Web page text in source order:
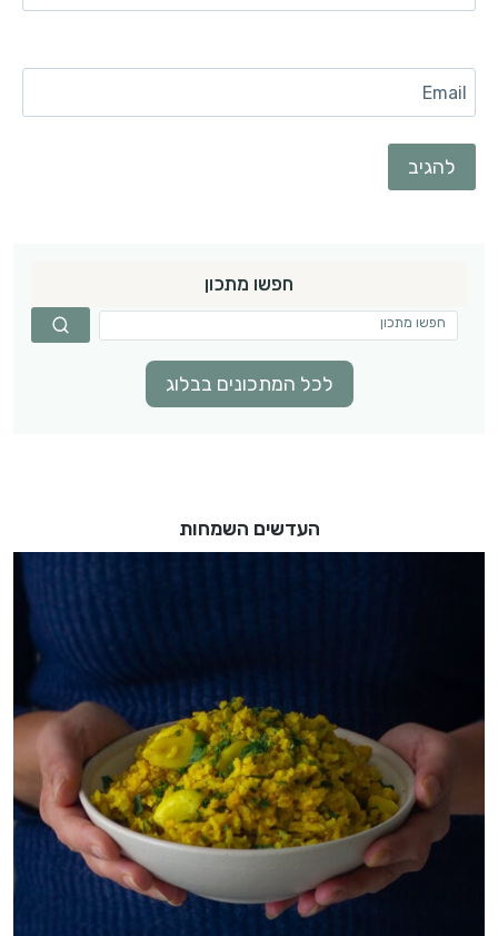
Email
חפשו מתכון
לכל המתכונים בבלוג
העדשים השמחות